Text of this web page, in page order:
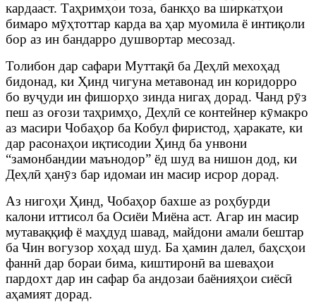
кардааст. Таҳримҳои тоза, банкҳо ва ширкатҳои
бимаро мӯҳтоттар карда ва ҳар муомила ё интиқоли
бор аз ин бандарро душвортар месозад.
Толибон дар сафари Муттақӣ ба Деҳлӣ мехоҳад
бидонад, ки Ҳинд чигуна метавонад ин коридорро
бо вуҷуди ин фишорҳо зинда нигаҳ дорад. Чанд рӯз
пеш аз оғози таҳримҳо, Деҳлӣ се контейнер кӯмакро
аз масири Чобаҳор ба Кобул фиристод, ҳаракате, ки
дар расонаҳои иқтисодии Ҳинд ба унвони
“замонбандии маънодор” ёд шуд ва нишон дод, ки
Деҳлӣ ҳанӯз бар идомаи ин масир исрор дорад.
Аз нигоҳи Ҳинд, Чобаҳор бахше аз роҳбурди
калони иттисол ба Осиёи Миёна аст. Агар ин масир
мутаваққиф ё маҳдуд шавад, майдони амали бештар
ба Чин вогузор хоҳад шуд. Ба ҳамин далел, баҳсҳои
фаннӣ дар бораи бима, киштиронӣ ва шеваҳои
пардохт дар ин сафар ба андозаи баёнияҳои сиёсӣ
аҳамият дорад.